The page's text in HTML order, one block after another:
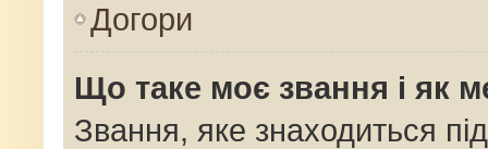
Догори
Що таке моє звання і як
Звання, яке знаходиться